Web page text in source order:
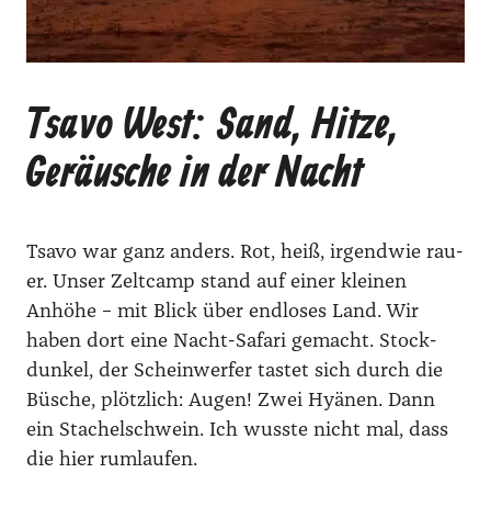
Tsavo West: Sand, Hitze,
Geräusche in der Nacht
Tsa­vo war ganz anders. Rot, heiß, irgend­wie rau­
er. Unser Zelt­camp stand auf einer klei­nen
Anhö­he – mit Blick über end­lo­ses Land. Wir
haben dort eine Nacht-Safa­ri gemacht. Stock­
dun­kel, der Schein­wer­fer tas­tet sich durch die
Büsche, plötz­lich: Augen! Zwei Hyä­nen. Dann
ein Sta­chel­schwein. Ich wuss­te nicht mal, dass
die hier rum­lau­fen.